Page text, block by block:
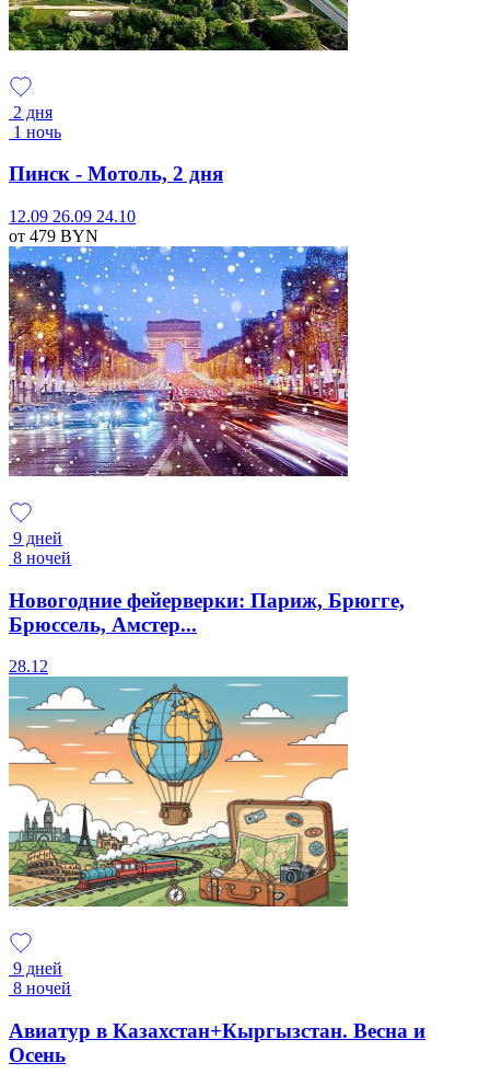
2 дня
1 ночь
Пинск - Мотоль, 2 дня
12.09 26.09 24.10
от 479 BYN
9 дней
8 ночей
Новогодние фейерверки: Париж, Брюгге,
Брюссель, Амстер...
28.12
9 дней
8 ночей
Авиатур в Казахстан+Кыргызстан. Весна и
Осень